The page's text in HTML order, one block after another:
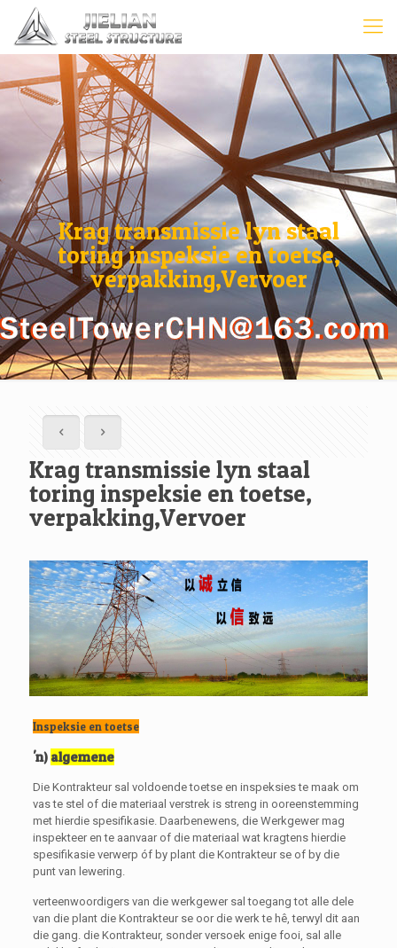
Krag transmissie lyn staal
toring inspeksie en toetse,
verpakking,Vervoer
Krag transmissie lyn staal
toring inspeksie en toetse,
verpakking,Vervoer
Inspeksie en toetse
'n) algemene
Die Kontrakteur sal voldoende toetse en inspeksies te maak om
vas te stel of die materiaal verstrek is streng in ooreenstemming
met hierdie spesifikasie. Daarbenewens, die Werkgewer mag
inspekteer en te aanvaar of die materiaal wat kragtens hierdie
spesifikasie verwerp óf by plant die Kontrakteur se of by die
punt van lewering.
verteenwoordigers van die werkgewer sal toegang tot alle dele
van die plant die Kontrakteur se oor die werk te hê, terwyl dit aan
die gang. die Kontrakteur, sonder versoek enige fooi, sal alle